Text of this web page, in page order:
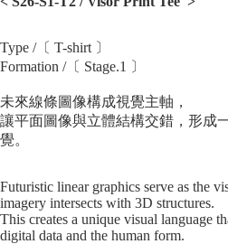
Type /〔 T-shirt 〕
Formation /〔 Stage.1 〕
未來線條圖像構成視覺主軸，
讓平面圖像與立體結構交錯，形成
覺。
Futuristic linear graphics serve as the
imagery intersects with 3D structures.
This creates a unique visual language
digital data and the human form.